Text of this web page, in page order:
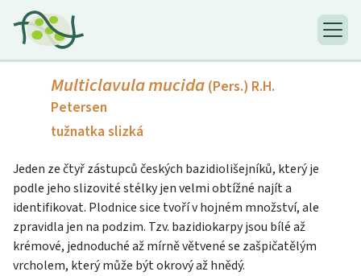
Multiclavula mucida (Pers.) R.H.
Petersen
tužnatka slizká
Jeden ze čtyř zástupců českých bazidiolišejníků, který je
podle jeho slizovité stélky jen velmi obtížné najít a
identifikovat. Plodnice sice tvoří v hojném množství, ale
zpravidla jen na podzim. Tzv. bazidiokarpy jsou bílé až
krémové, jednoduché až mírně větvené se zašpičatělým
vrcholem, který může být okrový až hnědý.